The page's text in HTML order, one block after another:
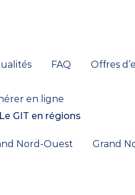
FAQ Offres
en ligne
Le GIT en régions
Nord-Ouest Grand